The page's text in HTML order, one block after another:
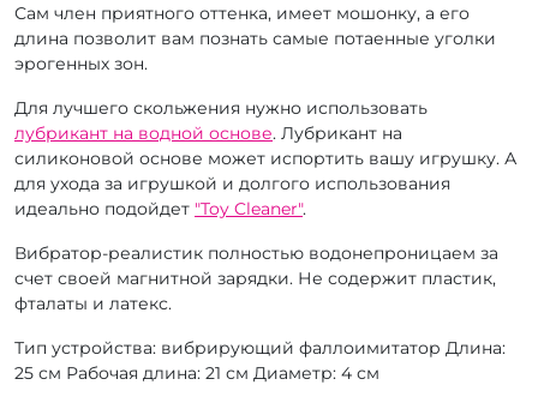
Сам член приятного оттенка, имеет мошонку, а его
длина позволит вам познать самые потаенные уголки
эрогенных зон.
Для лучшего скольжения нужно использовать
лубрикант на водной основе. Лубрикант на
силиконовой основе может испортить вашу игрушку. А
для ухода за игрушкой и долгого использования
идеально подойдет "Toy Cleaner".
Вибратор-реалистик полностью водонепроницаем за
счет своей магнитной зарядки. Не содержит пластик,
фталаты и латекс.
Тип устройства: вибрирующий фаллоимитатор Длина:
25 см Рабочая длина: 21 см Диаметр: 4 см